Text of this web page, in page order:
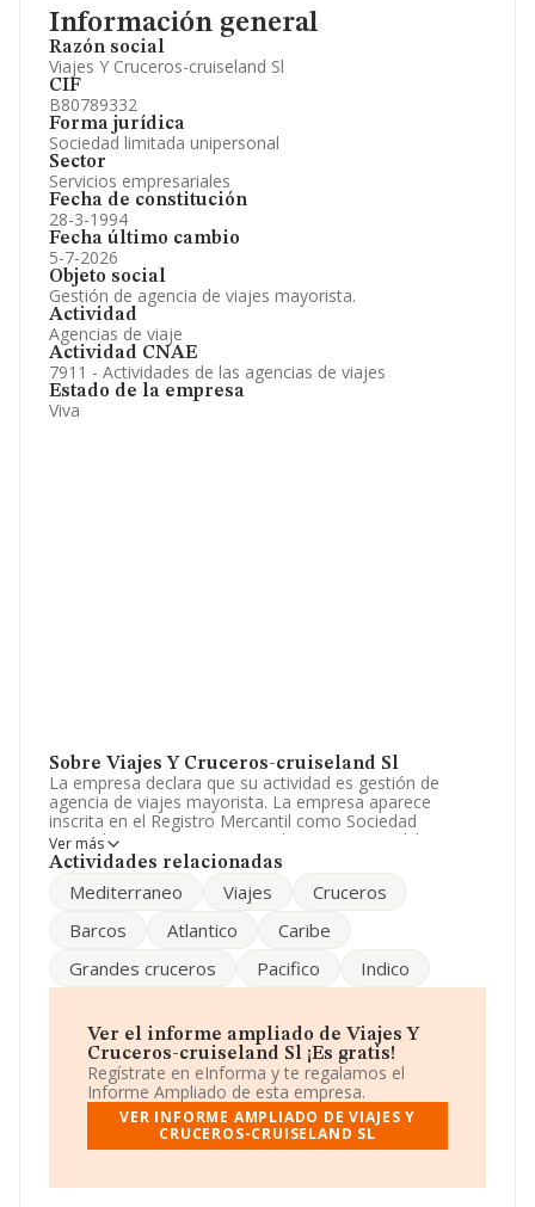
Información general
Razón social
Viajes Y Cruceros-cruiseland Sl
CIF
B80789332
Forma jurídica
Sociedad limitada unipersonal
Sector
Servicios empresariales
Fecha de constitución
28-3-1994
Fecha último cambio
5-7-2026
Objeto social
Gestión de agencia de viajes mayorista.
Actividad
Agencias de viaje
Actividad CNAE
7911 - Actividades de las agencias de viajes
Estado de la empresa
Viva
Sobre Viajes Y Cruceros-cruiseland Sl
La empresa declara que su actividad es gestión de
agencia de viajes mayorista. La empresa aparece
inscrita en el Registro Mercantil como Sociedad
Limitada. Su CNAE corresponde a 7911 con código
'Actividades de las agencias de viajes'. La empresa no
datos disponibles en INFORMA, ese número ha estado
Dentro del ranking de empresas elaborado por
podemos decir de la compañía que: en 2025, en la
clasificación del sector, la empresa se ha colocado 20
puestos más abajo y su posición actual es 115 (el año
anterior estaba en 95). En el ranking de sectores las
siguientes empresas tienen mejor posición:Destinos
del Mundo S.LySaraya Tours S.L; por detras de ella
se encuentran compañías como:Anex Tour Spain S.L
2025 ha ocupado peor posición bajando 3.248 puestos:
Ver más
Actividades relacionadas
Mediterraneo Viajes
Cruceros
Barcos
Atlantico
Caribe
Grandes cruceros
Pacifico Indico
Ver el informe ampliado de Viajes Y
Cruceros-cruiseland Sl ¡Es gratis!
Regístrate en eInforma y te regalamos el
Informe Ampliado de esta empresa.
VER INFORME AMPLIADO DE VIAJES Y
CRUCEROS-CRUISELAND SL
Información oficial y registral complementaria.